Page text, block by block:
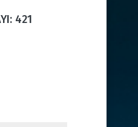
421